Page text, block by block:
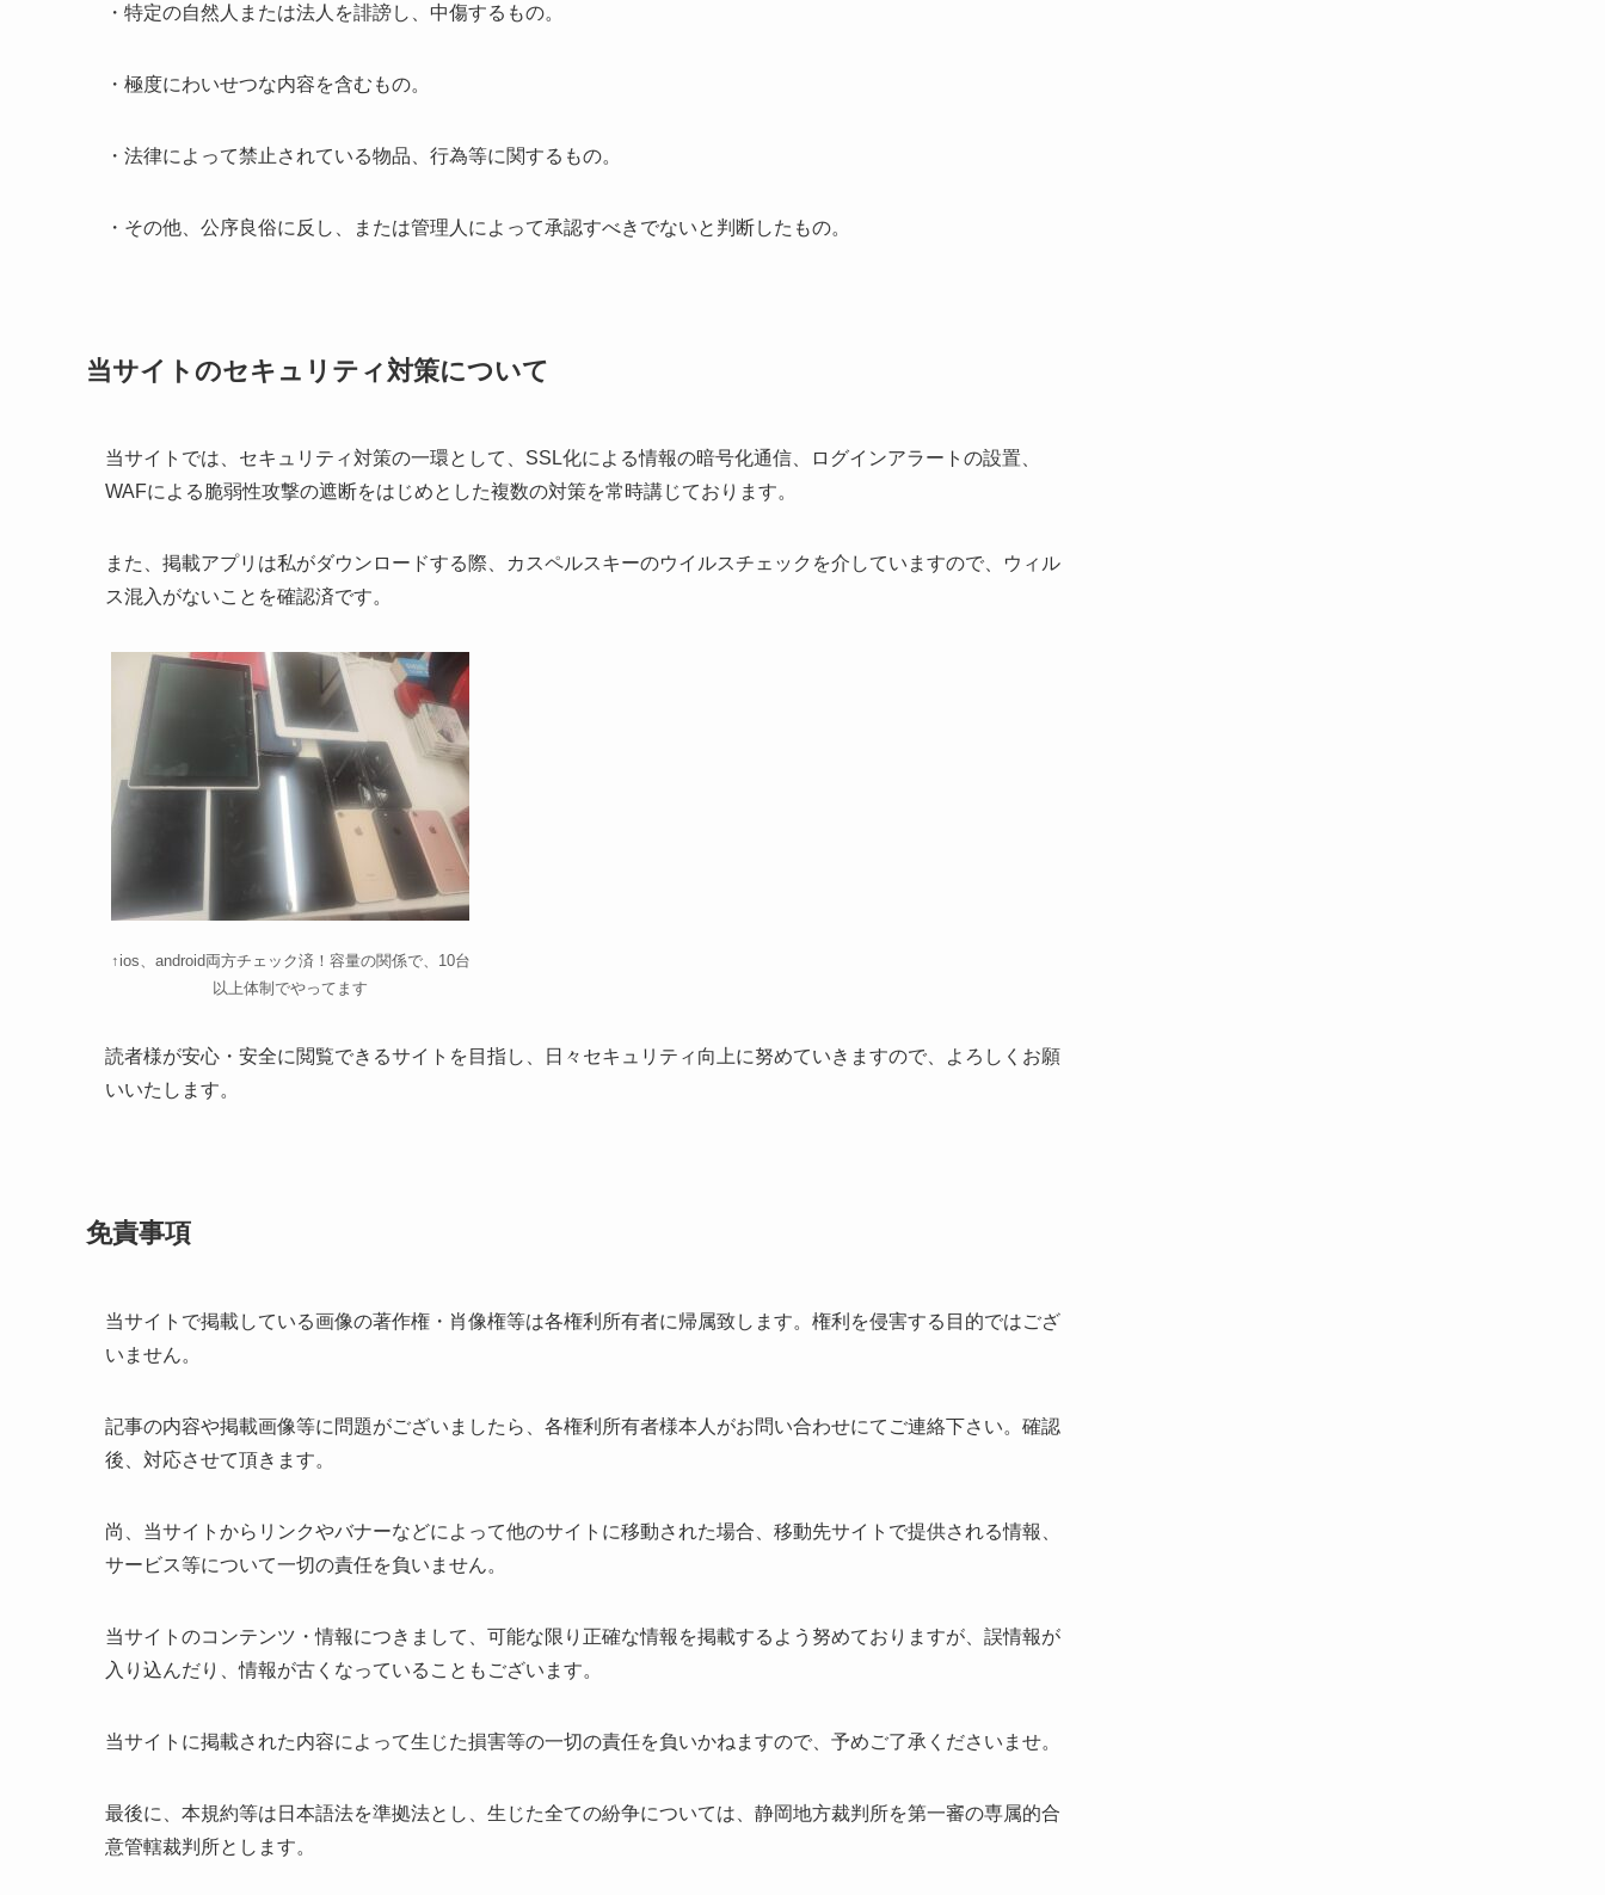
・特定の自然人または法人を誹謗し、中傷するもの。
・極度にわいせつな内容を含むもの。
・法律によって禁止されている物品、行為等に関するもの。
・その他、公序良俗に反し、または管理人によって承認すべきでないと判断したもの。
当サイトのセキュリティ対策について
当サイトでは、セキュリティ対策の一環として、 SSL化による情報の暗号化通信、ログインアラートの設置、
WAFによる脆弱性攻撃の遮断をはじめとした複数の対策を常時講じております。
また、掲載アプリは私がダウンロードする際、カスペルスキーのウイルスチェックを介していますので、ウィル
ス混入がないことを確認済です。
↑ios、android両方チェック済！容量の関係で、10台
以上体制でやってます
読者様が安心・安全に閲覧できるサイトを目指し、日々セキュリティ向上に努めていきますので、よろしくお願
いいたします。
免責事項
当サイトで掲載している画像の著作権・肖像権等は各権利所有者に帰属致します。権利を侵害する目的ではござ
いません。
記事の内容や掲載画像等に問題がございましたら、各権利所有者様本人がお問い合わせにてご連絡下さい。確認
後、対応させて頂きます。
尚、当サイトからリンクやバナーなどによって他のサイトに移動された場合、移動先サイトで提供される情報、
サービス等について一切の責任を負いません。
当サイトのコンテンツ・情報につきまして、可能な限り正確な情報を掲載するよう努めておりますが、誤情報が
入り込んだり、情報が古くなっていることもございます。
当サイトに掲載された内容によって生じた損害等の一切の責任を負いかねますので、予めご了承くださいませ。
最後に、本規約等は日本語法を準拠法とし、生じた全ての紛争については、静岡地方裁判所を第一審の専属的合
意管轄裁判所とします。